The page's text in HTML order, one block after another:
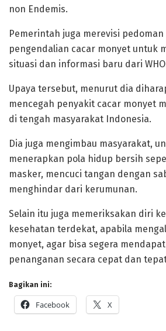
non Endemis.
Pemerintah juga merevisi
pengendalian cacar monyet untuk
situasi dan informasi baru dari
Upaya tersebut, menurut dia
mencegah penyakit cacar monyet
di tengah masyarakat Indonesia.
Dia juga mengimbau masyarakat,
menerapkan pola hidup bersih
masker, mencuci tangan dengan
menghindar dari kerumunan.
Selain itu juga memeriksakan diri
kesehatan terdekat, apabila
monyet, agar bisa segera
penanganan secara cepat dan
Bagikan ini:
Facebook X